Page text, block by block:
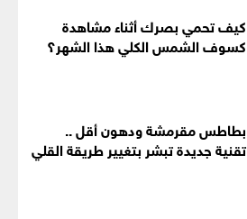
كيف تحمي بصرك أثناء مشاهدة
كسوف الشمس الكلي هذا الشهر؟
بطاطس مقرمشة ودهون أقل ..
تقنية جديدة تبشر بتغيير طريقة القلي